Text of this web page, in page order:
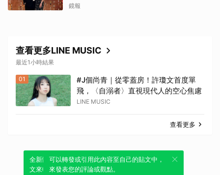
鏡報
查看更多LINE MUSIC
最近1小時結果
01
#J個尚青｜從零蓋房！許瓊文首度單
飛，〈自溺者〉直視現代人的空心焦慮
LINE MUSIC
查看更多
全新體驗！一鍵引用此內容，透過發布貼
文來輕鬆表達個人立場。
可以轉發或引用此內容至自己的貼文中，
來發表您的評論或觀點。